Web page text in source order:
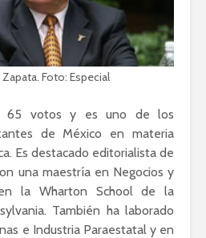
Foto: Especial
65 votos y es uno de los
de México en materia
Es destacado editorialista de
una maestría en Negocios y
la Wharton School de la
También ha laborado
e Industria Paraestatal y en